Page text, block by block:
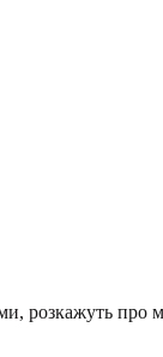
розкажуть